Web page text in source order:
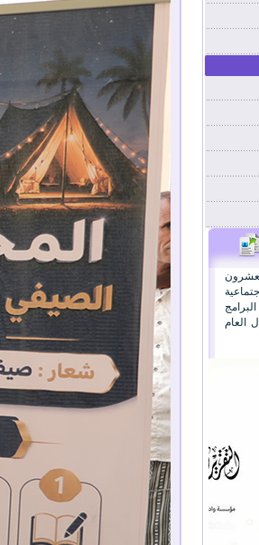
العام